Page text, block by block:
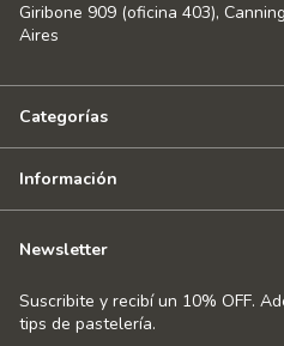
Giribone 909 (oficina 403),
Aires
Categorías
Información
Newsletter
Suscribite y recibí un 10% OFF.
tips de pastelería.